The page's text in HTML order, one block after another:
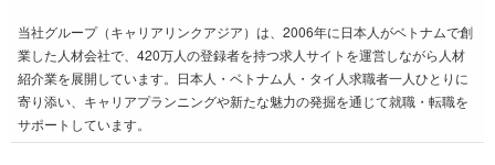
当社グループ（キャリアリンクアジア）は、2006年に日本人がベトナムで創
業した人材会社で、420万人の登録者を持つ求人サイトを運営しながら人材
紹介業を展開しています。日本人・ベトナム人・タイ人求職者一人ひとりに
寄り添い、キャリアプランニングや新たな魅力の発掘を通じて就職・転職を
サポートしています。